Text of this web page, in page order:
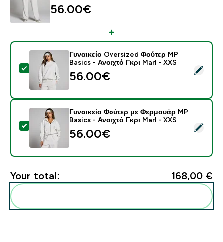
56.00€‎
Select this product - Γυναικείο Oversized Φούτερ MP
Γυναικείο Oversized Φούτερ MP
Basics - Ανοιχτό Γκρι Marl - XXS
56.00€‎
Select this product - Γυναικείο Φούτερ με Φερμουάρ
Γυναικείο Φούτερ με Φερμουάρ MP
Basics - Ανοιχτό Γκρι Marl - XXS
56.00€‎
Your total: 168,00 €‎